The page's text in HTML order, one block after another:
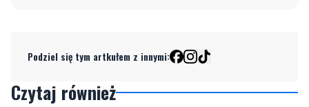
Podziel się tym artkułem z innymi:
Czytaj również